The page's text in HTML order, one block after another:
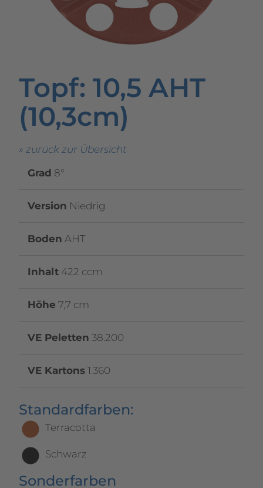
Topf: 10,5 AHT
(10,3cm)
» zurück zur Übersicht
Grad 8°
Version Niedrig
Boden AHT
Inhalt 422 ccm
Höhe 7,7 cm
VE Peletten 38.200
VE Kartons 1.360
Standardfarben:
Terracotta
Schwarz
Sonderfarben